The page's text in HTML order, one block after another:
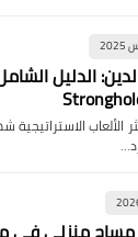
الدليل
الألعاب الاستراتيجية